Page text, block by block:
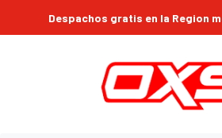
Despachos gratis en la Region